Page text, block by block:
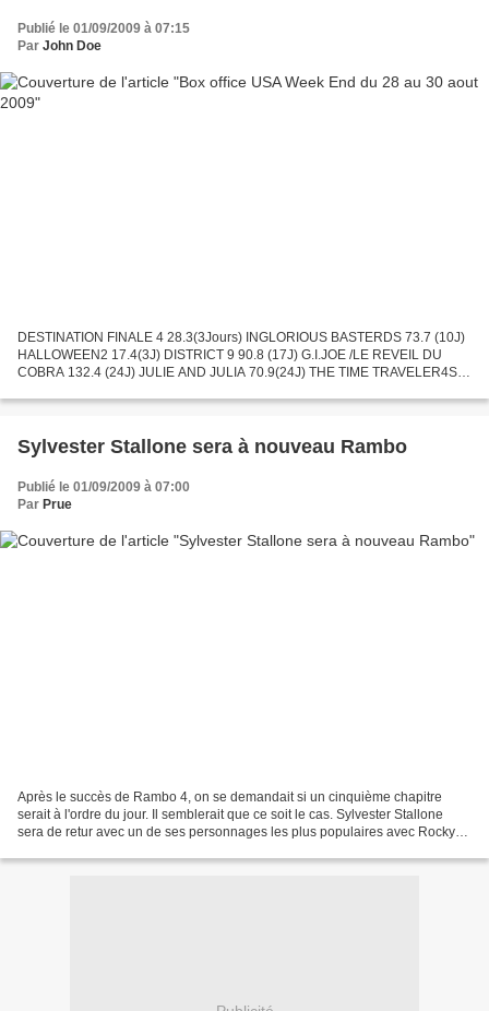
Publié le 01/09/2009 à 07:15
Par John Doe
DESTINATION FINALE 4 28.3(3Jours) INGLORIOUS BASTERDS 73.7 (10J)
HALLOWEEN2 17.4(3J) DISTRICT 9 90.8 (17J) G.I.JOE /LE REVEIL DU
COBRA 132.4 (24J) JULIE AND JULIA 70.9(24J) THE TIME TRAVELER4S
MISSION...
Sylvester Stallone sera à nouveau Rambo
Publié le 01/09/2009 à 07:00
Par Prue
Après le succès de Rambo 4, on se demandait si un cinquième chapitre
serait à l'ordre du jour. Il semblerait que ce soit le cas. Sylvester Stallone
sera de retur avec un de ses personnages les plus populaires avec Rocky